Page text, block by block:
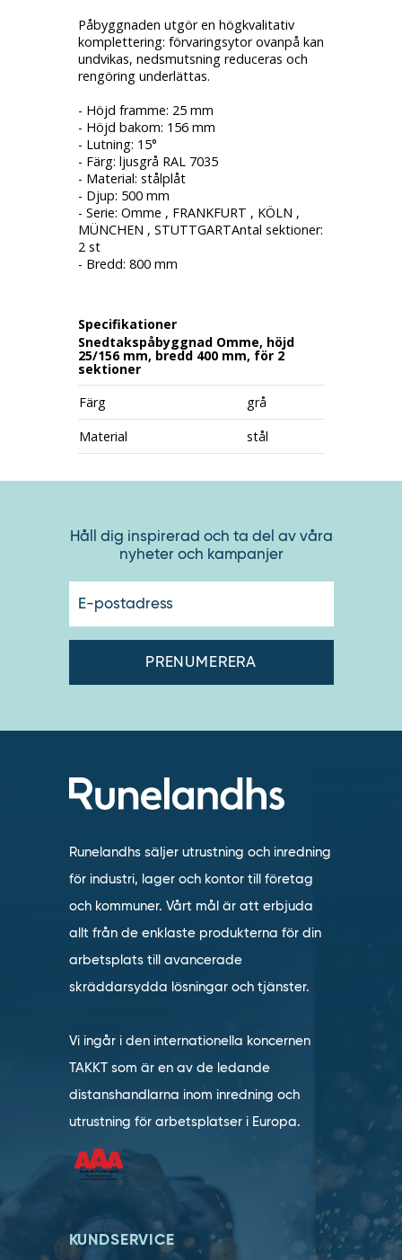
Påbyggnaden utgör en högkvalitativ
komplettering: förvaringsytor ovanpå kan
undvikas, nedsmutsning reduceras och
rengöring underlättas.
- Höjd framme: 25 mm
- Höjd bakom: 156 mm
- Lutning: 15°
- Färg: ljusgrå RAL 7035
- Material: stålplåt
- Djup: 500 mm
- Serie: Omme , FRANKFURT , KÖLN ,
MÜNCHEN , STUTTGARTAntal sektioner:
2 st
- Bredd: 800 mm
Specifikationer
Snedtakspåbyggnad Omme, höjd
25/156 mm, bredd 400 mm, för 2
sektioner
Färg
grå
Material
stål
Håll dig inspirerad och ta del av våra
nyheter och kampanjer
Runelandhs säljer utrustning och inredning
för industri, lager och kontor till företag
och kommuner. Vårt mål är att erbjuda
allt från de enklaste produkterna för din
arbetsplats till avancerade
skräddarsydda lösningar och tjänster.
Vi ingår i den internationella koncernen
TAKKT som är en av de ledande
distanshandlarna inom inredning och
utrustning för arbetsplatser i Europa.
KUNDSERVICE